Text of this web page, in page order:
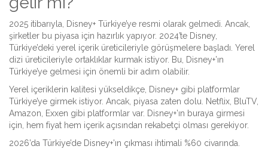
2025 itibarıyla, Disney+ Türkiye’ye resmi olarak gelmedi. Ancak,
şirketler bu piyasa için hazırlık yapıyor. 2024’te Disney,
Türkiye’deki yerel içerik üreticileriyle görüşmelere başladı. Yerel
dizi üreticileriyle ortaklıklar kurmak istiyor. Bu, Disney+’ın
Türkiye’ye gelmesi için önemli bir adım olabilir.
Yerel içeriklerin kalitesi yükseldikçe, Disney+ gibi platformlar
Türkiye’ye girmek istiyor. Ancak, piyasa zaten dolu. Netflix, BluTV,
Amazon, Exxen gibi platformlar var. Disney+’ın buraya girmesi
için, hem fiyat hem içerik açısından rekabetçi olması gerekiyor.
2026’da Türkiye’de Disney+’ın çıkması ihtimali %60 civarında.